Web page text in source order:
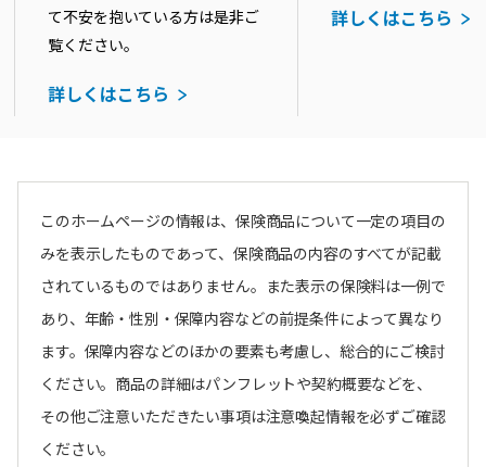
て不安を抱いている方は是非ご
覧ください。
詳しくはこちら
詳しくはこちら
このホームページの情報は、保険商品について一定の項目の
みを表示したものであって、保険商品の内容のすべてが記載
されているものではありません。また表示の保険料は一例で
あり、年齢・性別・保障内容などの前提条件によって異なり
ます。保障内容などのほかの要素も考慮し、総合的にご検討
ください。商品の詳細はパンフレットや契約概要などを、
その他ご注意いただきたい事項は注意喚起情報を必ずご確認
ください。